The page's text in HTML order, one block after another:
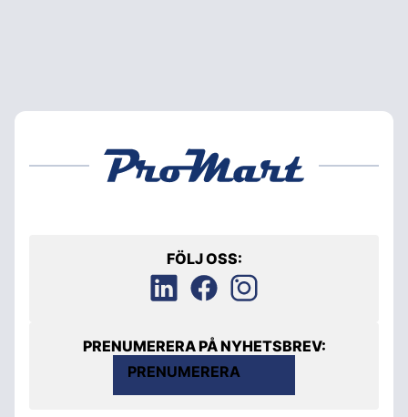
FÖLJ OSS:
PRENUMERERA PÅ NYHETSBREV:
PRENUMERERA